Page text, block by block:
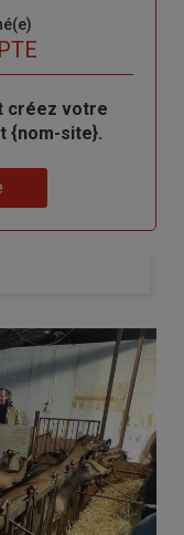
créez votre
{nom-site}.